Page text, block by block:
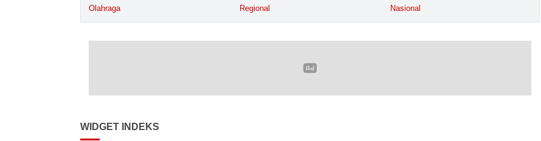
Olahraga Regional Nasional
WIDGET INDEKS